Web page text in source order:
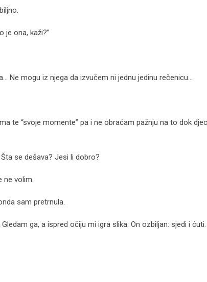
je ona, kaži?”
Ne mogu iz njega da izvučem ni jednu jedinu rečenicu…
te “svoje momente” pa i ne obraćam pažnju na to dok
se dešava? Jesi li dobro?
ne volim.
sam pretrnula.
ga, a ispred očiju mi igra slika. On ozbiljan: sjedi i ćuti.